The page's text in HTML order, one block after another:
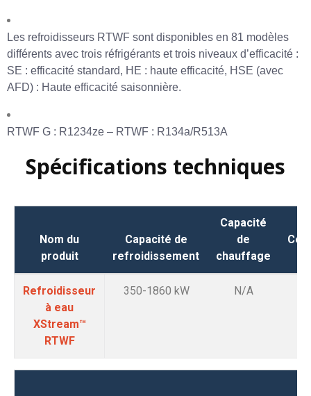
Les refroidisseurs RTWF sont disponibles en 81 modèles
différents avec trois réfrigérants et trois niveaux d’efficacité :
SE : efficacité standard, HE : haute efficacité, HSE (avec
AFD) : Haute efficacité saisonnière.
RTWF G : R1234ze – RTWF : R134a/R513A
Spécifications techniques
Nom du
produit
Capacité de
refroidissement
Capacité
de
chauffage
Refroidisseur
à eau
XStream™
RTWF
350-1860 kW N/A